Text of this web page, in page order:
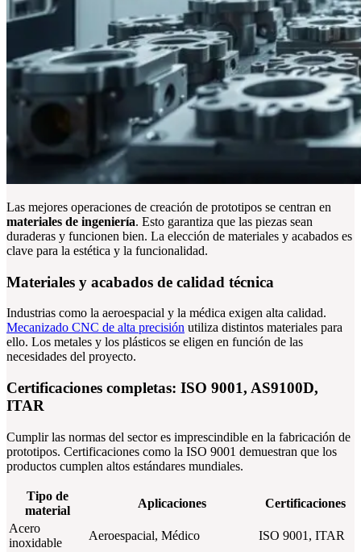
Las mejores operaciones de creación de prototipos se centran en
materiales de ingeniería. Esto garantiza que las piezas sean
duraderas y funcionen bien. La elección de materiales y acabados es
clave para la estética y la funcionalidad.
Materiales y acabados de calidad técnica
Industrias como la aeroespacial y la médica exigen alta calidad.
Mecanizado CNC de alta precisión utiliza distintos materiales para
ello. Los metales y los plásticos se eligen en función de las
necesidades del proyecto.
Certificaciones completas: ISO 9001, AS9100D,
ITAR
Cumplir las normas del sector es imprescindible en la fabricación de
prototipos. Certificaciones como la ISO 9001 demuestran que los
productos cumplen altos estándares mundiales.
Tipo de
material
Aplicaciones
Certificaciones
Acero
inoxidable
Aeroespacial, Médico ISO 9001, ITAR